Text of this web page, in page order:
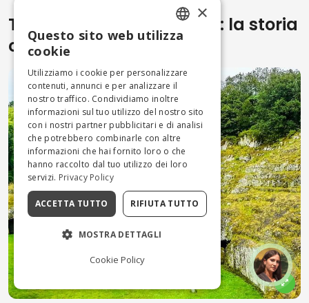
Tappa 6: Vetralla → Sutri: la storia
che emerge dal tufo
Vedi su mappa
ENGLISH
ITALIAN
×
Questo sito web utilizza
cookie
Utilizziamo i cookie per personalizzare
contenuti, annunci e per analizzare il
nostro traffico. Condividiamo inoltre
informazioni sul tuo utilizzo del nostro sito
con i nostri partner pubblicitari e di analisi
che potrebbero combinarle con altre
informazioni che hai fornito loro o che
hanno raccolto dal tuo utilizzo dei loro
servizi. Privacy Policy
ACCETTA TUTTO RIFIUTA TUTTO
MOSTRA DETTAGLI
Cookie Policy